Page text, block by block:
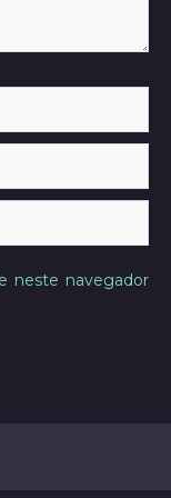
neste navegador